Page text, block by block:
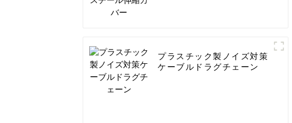
プラスチック製ノイズ対策
ケーブルドラグチェーン